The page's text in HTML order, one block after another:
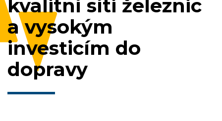
kvalitní síti železnic
a vysokým
investicím do
dopravy